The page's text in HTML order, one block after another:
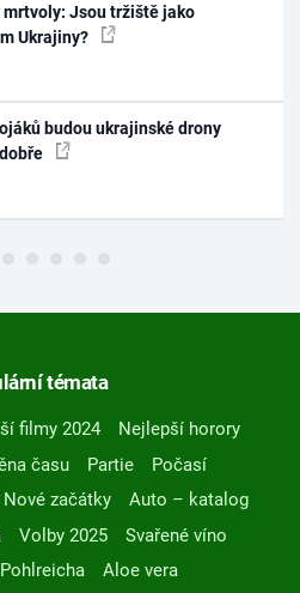
mrtvoly: Jsou tržiště jako
Ukrajiny?
budou ukrajinské drony
témata
filmy 2024
Nejlepší horory
času Partie
Počasí
Nové začátky
Auto – katalog
Volby 2025
Svařené víno
Aloe vera